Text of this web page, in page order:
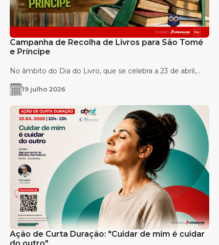
Campanha de Recolha de Livros para São Tomé
e Príncipe
No âmbito do Dia do Livro, que se celebra a 23 de abril,...
19 julho 2026
Ação de Curta Duração: "Cuidar de mim é cuidar